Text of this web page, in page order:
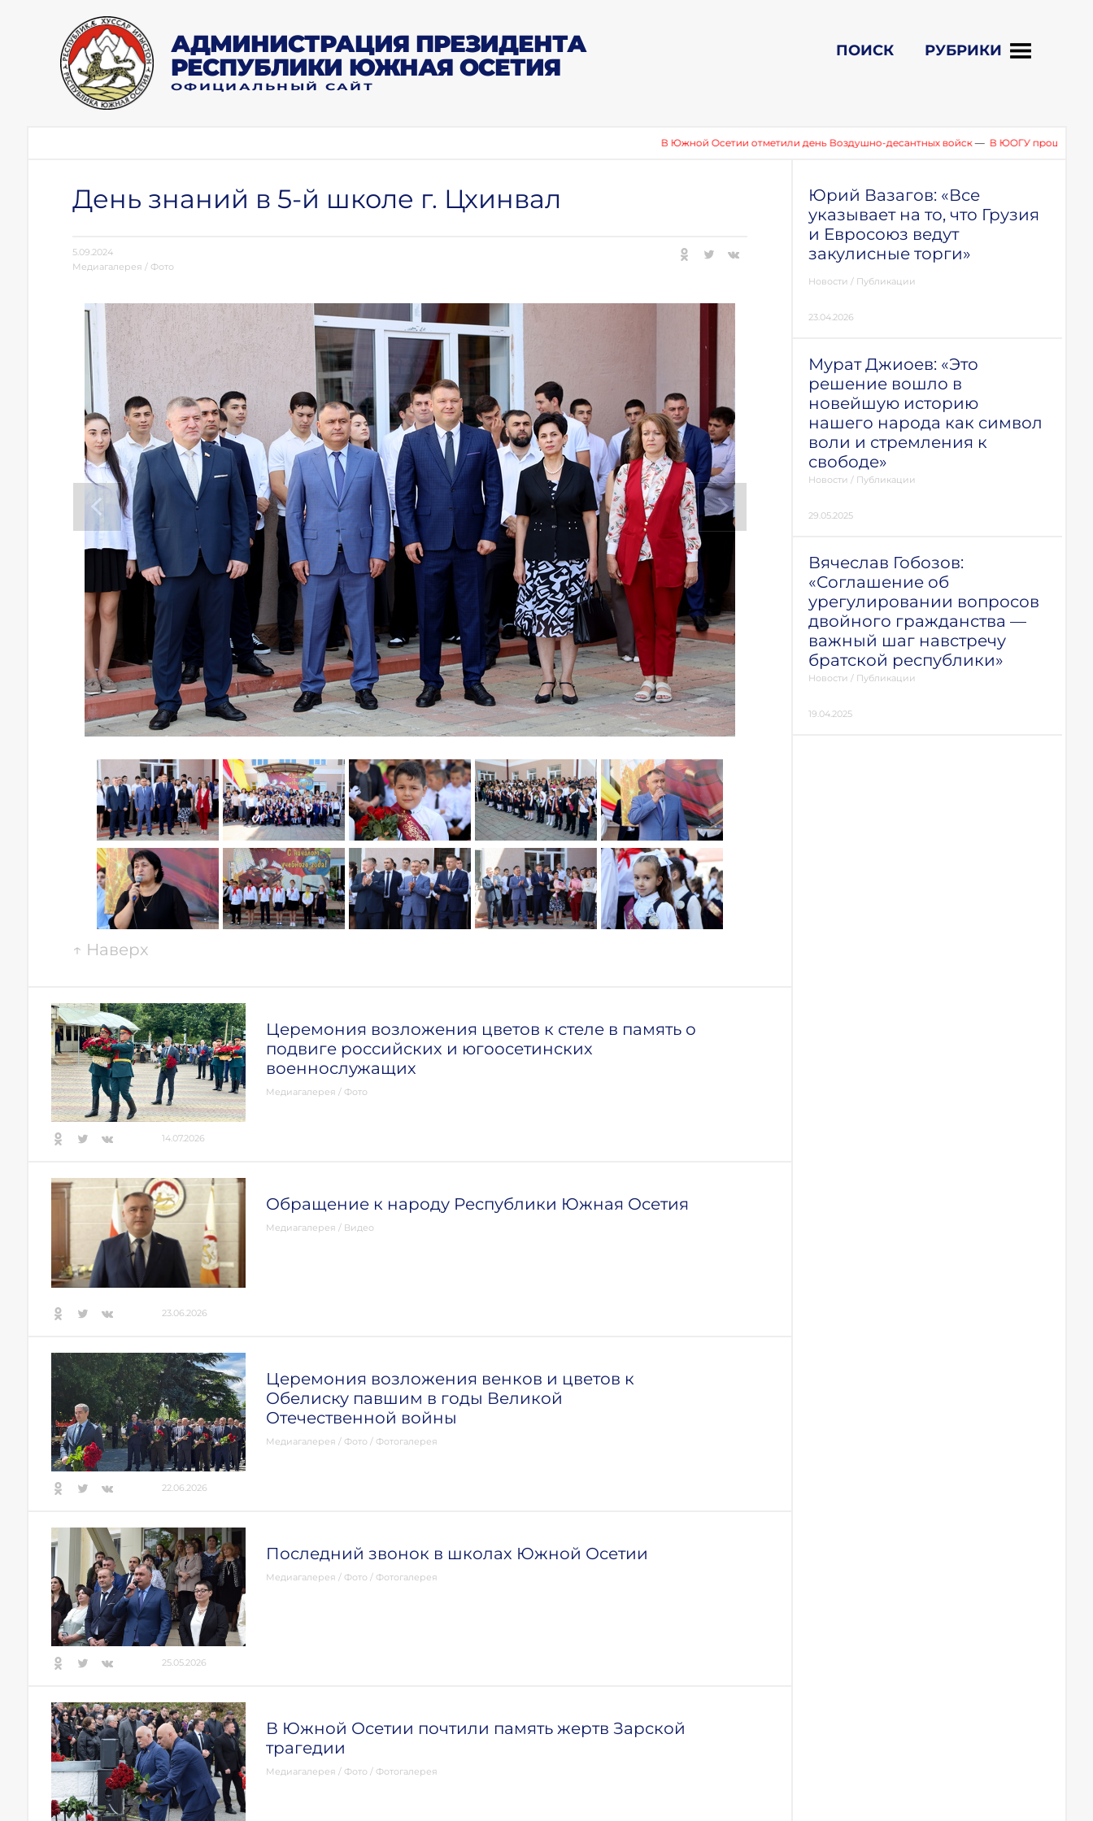
АДМИНИСТРАЦИЯ ПРЕЗИДЕНТА
РЕСПУБЛИКИ ЮЖНАЯ ОСЕТИЯ
ОФИЦИАЛЬНЫЙ САЙТ
ПОИСК РУБРИКИ
В Южной Осетии отметили день Воздушно-десантных войск—В ЮОГУ прошел круглый
День знаний в 5-й школе г. Цхинвал
5.09.2024
Медиагалерея / Фото
↑ Наверх
Церемония возложения цветов к стеле в память о
подвиге российских и югоосетинских
военнослужащих
Медиагалерея / Фото
14.07.2026
Обращение к народу Республики Южная Осетия
Медиагалерея / Видео
23.06.2026
Церемония возложения венков и цветов к
Обелиску павшим в годы Великой
Отечественной войны
Медиагалерея / Фото / Фотогалерея
22.06.2026
Последний звонок в школах Южной Осетии
Медиагалерея / Фото / Фотогалерея
25.05.2026
В Южной Осетии почтили память жертв Зарской
трагедии
Медиагалерея / Фото / Фотогалерея
Юрий Вазагов: «Все
указывает на то, что Грузия
и Евросоюз ведут
закулисные торги»
Новости / Публикации
23.04.2026
Мурат Джиоев: «Это
решение вошло в
новейшую историю
нашего народа как символ
воли и стремления к
свободе»
Новости / Публикации
29.05.2025
Вячеслав Гобозов:
«Соглашение об
урегулировании вопросов
двойного гражданства —
важный шаг навстречу
братской республики»
Новости / Публикации
19.04.2025